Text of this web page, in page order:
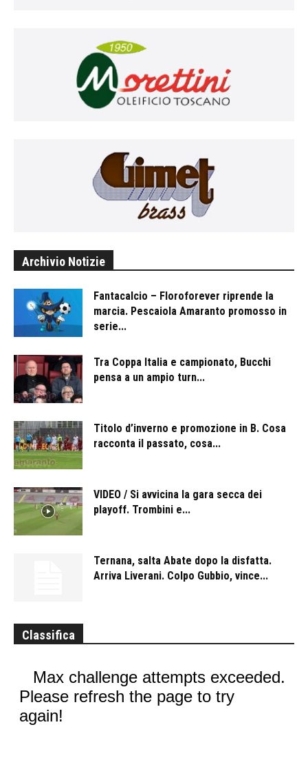
Archivio Notizie
Fantacalcio – Floroforever riprende la
marcia. Pescaiola Amaranto promosso in
serie...
Tra Coppa Italia e campionato, Bucchi
pensa a un ampio turn...
Titolo d’inverno e promozione in B. Cosa
racconta il passato, cosa...
VIDEO / Si avvicina la gara secca dei
playoff. Trombini e...
Ternana, salta Abate dopo la disfatta.
Arriva Liverani. Colpo Gubbio, vince...
Classifica